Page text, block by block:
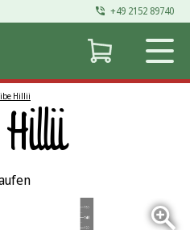
+49 2152 89740
Hillii